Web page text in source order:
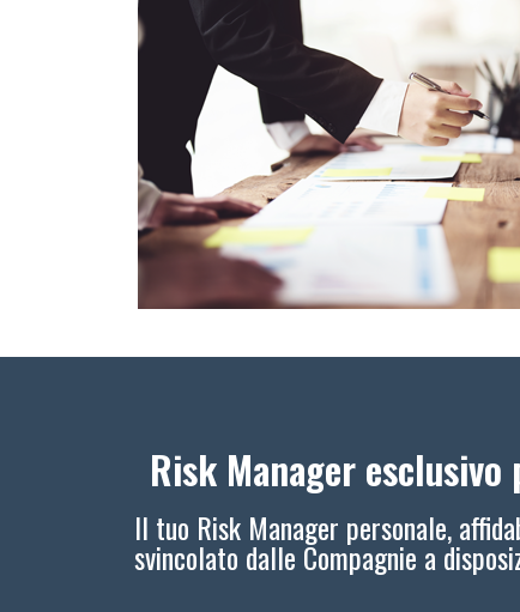
Risk Manager esclusivo
Il tuo Risk Manager personale,
svincolato dalle Compagnie a